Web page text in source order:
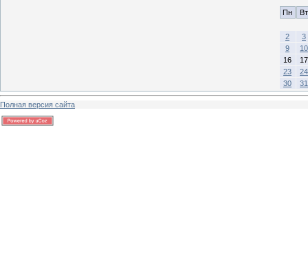
Пн Вт
2
3
9
10
16
17
23
24
30
31
Полная версия сайта